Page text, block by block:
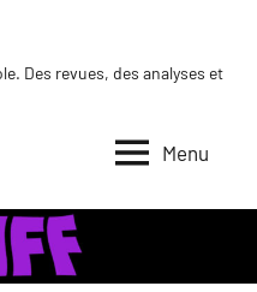
Des revues, des analyses et
Menu